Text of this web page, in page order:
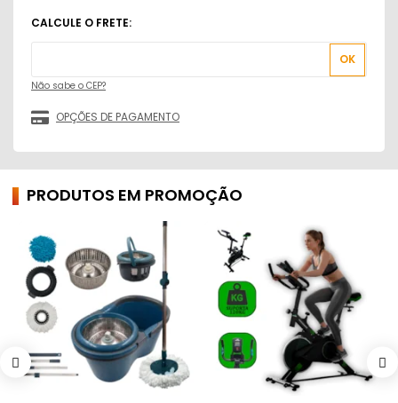
Não sabe o CEP?
PRODUTOS EM PROMOÇÃO